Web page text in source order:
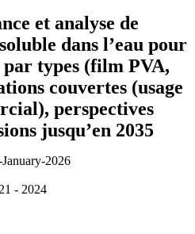
et analyse de
dans l’eau pour
par types (film PVA,
couvertes (usage
perspectives
jusqu’en 2035
January-2026
- 2024